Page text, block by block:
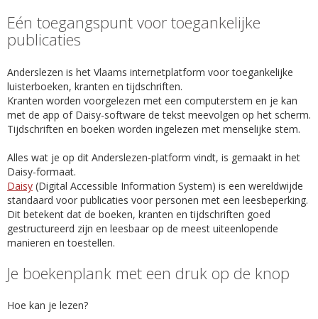
Eén toegangspunt voor toegankelijke
publicaties
Anderslezen is het Vlaams internetplatform voor toegankelijke
luisterboeken, kranten en tijdschriften.
Kranten worden voorgelezen met een computerstem en je kan
met de app of Daisy-software de tekst meevolgen op het scherm.
Tijdschriften en boeken worden ingelezen met menselijke stem.
Alles wat je op dit Anderslezen-platform vindt, is gemaakt in het
Daisy-formaat.
Daisy (Digital Accessible Information System) is een wereldwijde
standaard voor publicaties voor personen met een leesbeperking.
Dit betekent dat de boeken, kranten en tijdschriften goed
gestructureerd zijn en leesbaar op de meest uiteenlopende
manieren en toestellen.
Je boekenplank met een druk op de knop
Hoe kan je lezen?